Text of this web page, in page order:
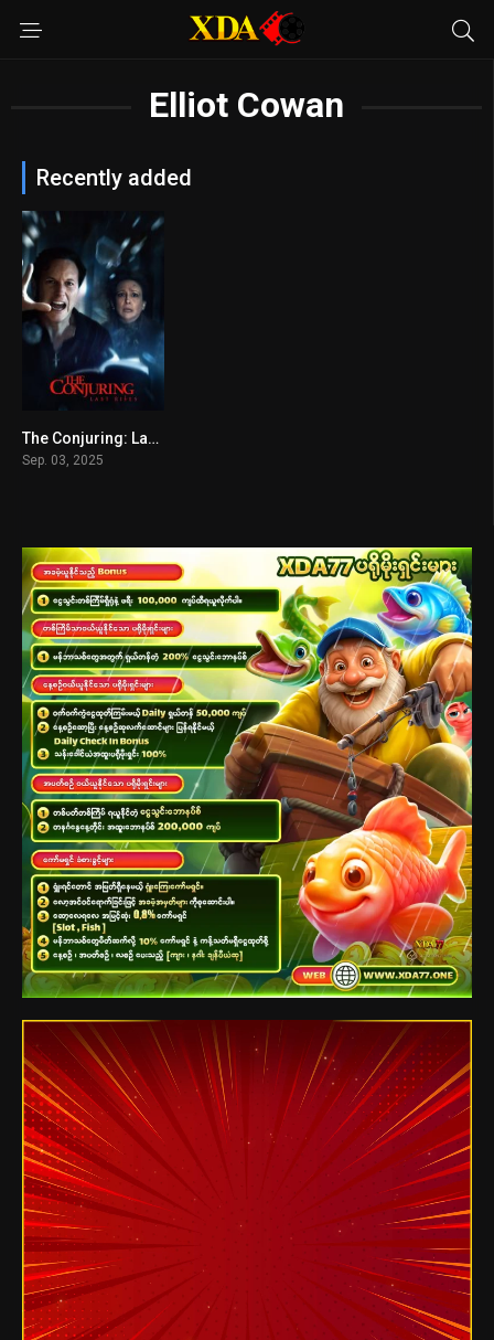
Elliot Cowan
Recently added
6.4The Conjuring: Last Rites
Sep. 03, 2025